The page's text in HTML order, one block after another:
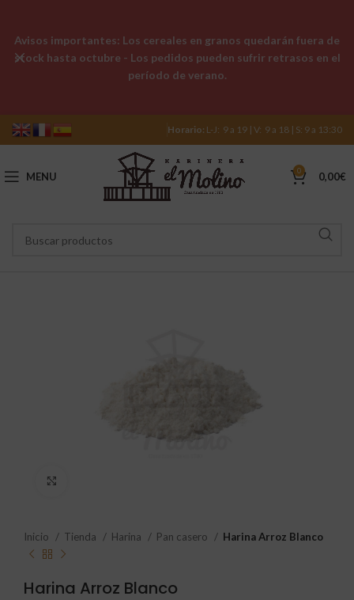
Horario: L-J: 9 a 19 | V: 9 a 18 | S: 9 a 13:30
MENU 0 0,00€
Inicio Tienda Harina Pan casero Harina Arroz Blanco
Harina Arroz Blanco
Avisos importantes: Los cereales en granos quedarán fuera de
stock hasta octubre - Los pedidos pueden sufrir retrasos en el
período de verano.